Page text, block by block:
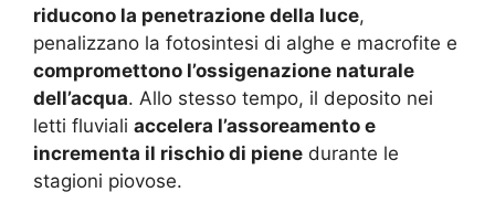
riducono la penetrazione della luce,
penalizzano la fotosintesi di alghe e macrofite e
compromettono l’ossigenazione naturale
dell’acqua. Allo stesso tempo, il deposito nei
letti fluviali accelera l’assoreamento e
incrementa il rischio di piene durante le
stagioni piovose.